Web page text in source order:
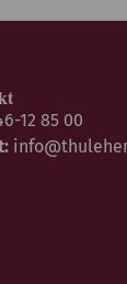
12 85 00